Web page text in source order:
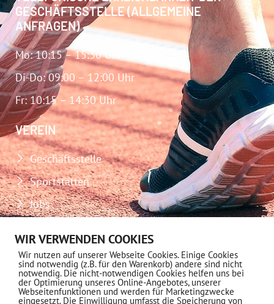
GESCHÄFTSSTELLE (ALLGEMEINE
ANFRAGEN)
Mo: 10:15 – 15:30 Uhr
Di-Do: 09:00 – 12:00 Uhr
Fr: 10:15 – 14:30 Uhr
VEREIN
Geschäftsstelle
Sportstätten
Jobs
Impressum
Datenschutz
WIR VERWENDEN COOKIES
Wir nutzen auf unserer Webseite Cookies. Einige Cookies
sind notwendig (z.B. für den Warenkorb) andere sind nicht
notwendig. Die nicht-notwendigen Cookies helfen uns bei
der Optimierung unseres Online-Angebotes, unserer
Webseitenfunktionen und werden für Marketingzwecke
eingesetzt. Die Einwilligung umfasst die Speicherung von